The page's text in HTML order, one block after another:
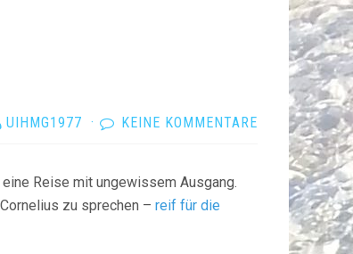
UIHMG1977 · KEINE KOMMENTARE
Reise mit ungewissem Ausgang.
zu sprechen – reif für die